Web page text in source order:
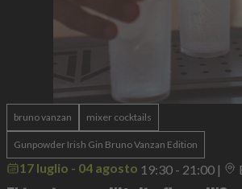
bruno vanzan mixer cocktails
Gunpowder Irish Gin Bruno Vanzan Edition
17 luglio - 04 agosto 19:30 - 21:00 |